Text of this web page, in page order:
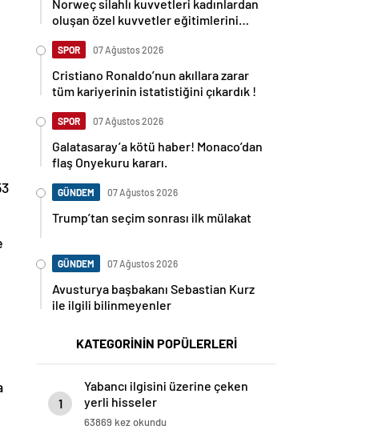
Norweç silahlı kuvvetleri kadınlardan
oluşan özel kuvvetler eğitimlerini
SPOR 07 Ağustos 2026
Cristiano Ronaldo’nun akıllara zarar
tüm kariyerinin istatistiğini çıkardık !
SPOR 07 Ağustos 2026
Galatasaray’a kötü haber! Monaco’dan
flaş Onyekuru kararı.
GÜNDEM 07 Ağustos 2026
Trump’tan seçim sonrası ilk mülakat
GÜNDEM 07 Ağustos 2026
Avusturya başbakanı Sebastian Kurz
ile ilgili bilinmeyenler
KATEGORİNİN POPÜLERLERİ
1
Yabancı ilgisini üzerine çeken
yerli hisseler
63869 kez okundu